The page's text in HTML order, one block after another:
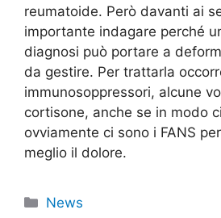
reumatoide. Però davanti ai
importante indagare perché
diagnosi può portare a
da gestire. Per trattarla
immunosoppressori, alcune
cortisone, anche se in modo
ovviamente ci sono i FANS
meglio il dolore.
Categorie
News